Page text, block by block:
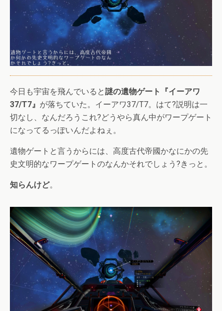
今日も宇宙を飛んでいると謎の遺物ゲート『イーアワ
37/T7』 が落ちていた。イーアワ37/T7。はて?説明は一
切なし、なんだろうこれ?どうやら真ん中がワープゲート
になってるっぽいんだよねぇ。
遺物ゲートと言うからには、高度古代帝國かなにかの先
史文明的なワープゲートのなんかそれでしょう?きっと。
知らんけど。